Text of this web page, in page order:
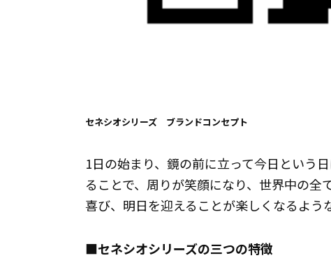
セネシオシリーズ ブランドコンセプト
1日の始まり、鏡の前に立って今日という
ることで、周りが笑顔になり、世界中の
喜び、明日を迎えることが楽しくなるよう
■セネシオシリーズの三つの特徴